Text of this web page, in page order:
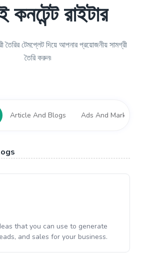
রাইটার
তৈরির টেমপ্লেট দিয়ে আপনার প্রয়োজনীয় সামগ্রী
তৈরি করুন৷
Article And Blogs Ads And Marketing
that you can use to generate
and sales for your business.